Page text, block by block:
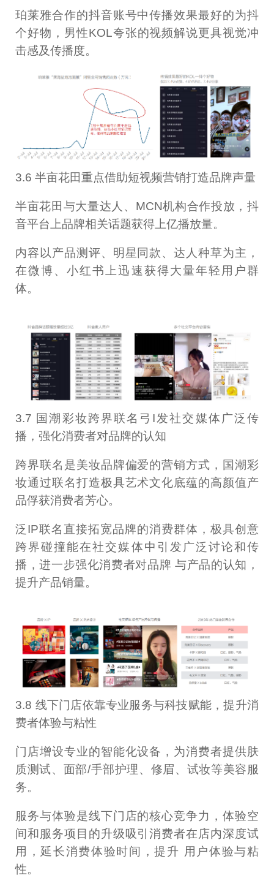
珀莱雅合作的抖音账号中传播效果最好的为抖
个好物，男性KOL夸张的视频解说更具视觉冲
击感及传播度。
3.6 半亩花田重点借助短视频营销打造品牌声量
半亩花田与大量达人、MCN机构合作投放，抖
音平台上品牌相关话题获得上亿播放量。
内容以产品测评、明星同款、达人种草为主，
在微博、小红书上迅速获得大量年轻用户群
体。
3.7 国潮彩妆跨界联名弓I发社交媒体广泛传
播，强化消费者对品牌的认知
跨界联名是美妆品牌偏爱的营销方式，国潮彩
妆通过联名打造极具艺术文化底蕴的高颜值产
品俘获消费者芳心。
泛IP联名直接拓宽品牌的消费群体，极具创意
跨界碰撞能在社交媒体中引发广泛讨论和传
播，进一步强化消费者对品牌 与产品的认知，
提升产品销量。
3.8 线下门店依靠专业服务与科技赋能，提升消
费者体验与粘性
门店增设专业的智能化设备，为消费者提供肤
质测试、面部/手部护理、修眉、试妆等美容服
务。
服务与体验是线下门店的核心竞争力，体验空
间和服务项目的升级吸引消费者在店内深度试
用，延长消费体验时间，提升 用户体验与粘
性。